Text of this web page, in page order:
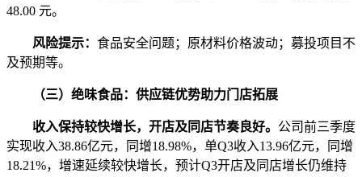
48.00 元。
风险提示： 食品安全问题；原材料价格波动；募投项目不
及预期等。
（三）绝味食品：供应链优势助力门店拓展
收入保持较快增长，开店及同店节奏良好。 公司前三季度
实现收入38.86亿元，同增18.98%，单Q3收入13.96亿元，同增
18.21%，增速延续较快增长，预计Q3开店及同店增长仍维持